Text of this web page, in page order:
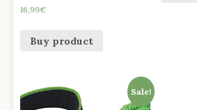
16,99€
Buy product
Sale!